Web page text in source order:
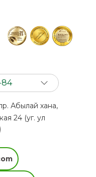
84
44Абылай хана,
24 (уг. ул